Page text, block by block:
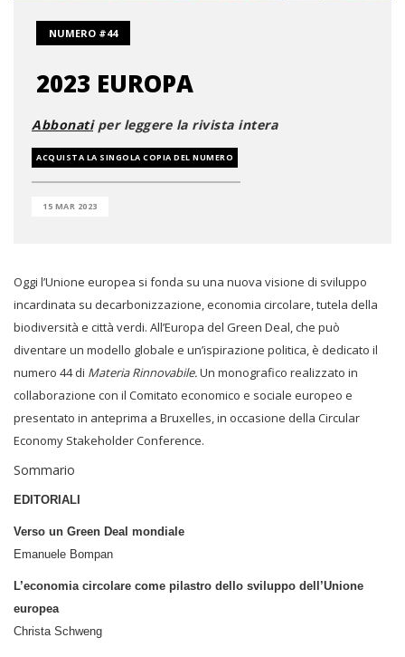
NUMERO #44
2023 EUROPA
Abbonatiper leggere la rivista intera
ACQUISTA LA SINGOLA COPIA DEL NUMERO
15 MAR 2023
Oggi l’Unione europea si fonda su una nuova visione di sviluppo
incardinata su decarbonizzazione, economia circolare, tutela della
biodiversità e città verdi. All’Europa del Green Deal, che può
diventare un modello globale e un’ispirazione politica, è dedicato il
numero 44 di Materia Rinnovabile.Un monografico realizzato in
collaborazione con il Comitato economico e sociale europeo e
presentato in anteprima a Bruxelles, in occasione della Circular
Economy Stakeholder Conference.
Sommario
EDITORIALI
Verso un Green Deal mondiale
Emanuele Bompan
L’economia circolare come pilastro dello sviluppo dell’Unione
europea
Christa Schweng